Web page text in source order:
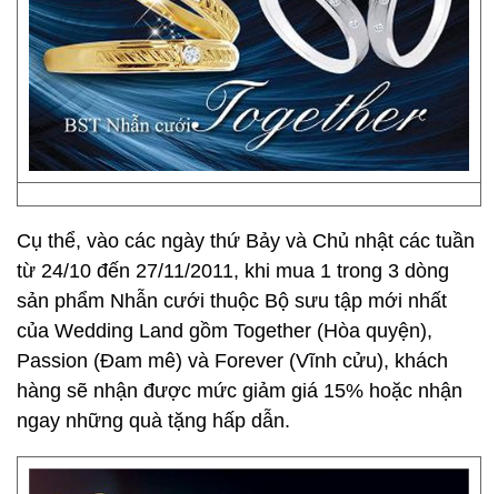
Cụ thể, vào các ngày thứ Bảy và Chủ nhật các tuần
từ 24/10 đến 27/11/2011, khi mua 1 trong 3 dòng
sản phẩm Nhẫn cưới thuộc Bộ sưu tập mới nhất
của Wedding Land gồm Together (Hòa quyện),
Passion (Đam mê) và Forever (Vĩnh cửu), khách
hàng sẽ nhận được mức giảm giá 15% hoặc nhận
ngay những quà tặng hấp dẫn.